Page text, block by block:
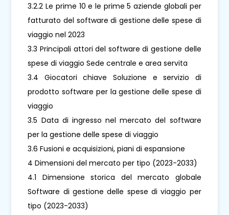
3.2.2 Le prime 10 e le prime 5 aziende globali per
fatturato del software di gestione delle spese di
viaggio nel 2023
3.3 Principali attori del software di gestione delle
spese di viaggio Sede centrale e area servita
3.4 Giocatori chiave Soluzione e servizio di
prodotto software per la gestione delle spese di
viaggio
3.5 Data di ingresso nel mercato del software
per la gestione delle spese di viaggio
3.6 Fusioni e acquisizioni, piani di espansione
4 Dimensioni del mercato per tipo (2023-2033)
4.1 Dimensione storica del mercato globale
Software di gestione delle spese di viaggio per
tipo (2023-2033)